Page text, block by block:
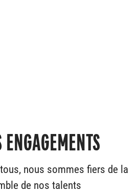
nous sommes fiers de la
de nos talents